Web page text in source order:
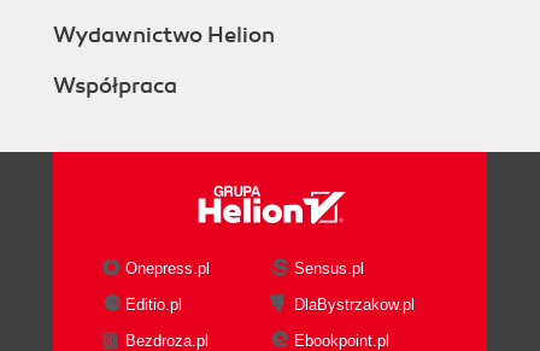
Wydawnictwo Helion
Współpraca
Onepress.pl
Sensus.pl
Editio.pl
DlaBystrzakow.pl
Bezdroza.pl
Ebookpoint.pl